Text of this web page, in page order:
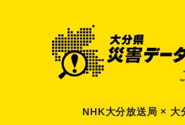
NHK大分放送局 × 大